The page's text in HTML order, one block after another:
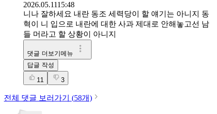
2026.05.1115:48
니나 잘하세요 내란 동조 세력당이 할 얘기는 아니지 동
혁이 니 입으로 내란에 대한 사과 제대로 안해놓고선 남
들 머라고 할 상황이 아니지
댓글 더보기메뉴
답글 작성
11 3
전체 댓글 보러가기 (58개)